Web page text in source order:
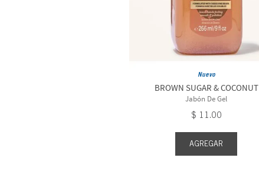
Nuevo
BROWN SUGAR & COCONUT
Jabón De Gel
$ 11.00
AGREGAR